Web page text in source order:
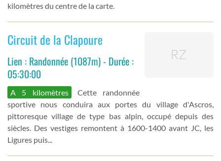
kilomètres du centre de la carte.
Circuit de la Clapoure
Lien : Randonnée (1087m) - Durée :
05:30:00
A 5 kilomètres
Cette randonnée
sportive nous conduira aux portes du village d'Ascros,
pittoresque village de type bas alpin, occupé depuis des
siècles. Des vestiges remontent à 1600-1400 avant JC, les
Ligures puis...